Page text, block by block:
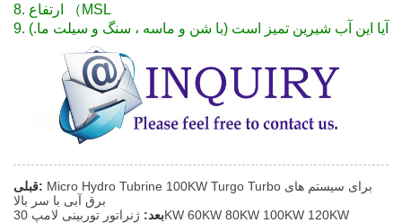
8. ارتفاع （MSL
9. آیا این آب شیرین تمیز است (با شن و ماسه ، سنگ و سیلت ما.)
قبلی: Micro Hydro Tubrine 100KW Turgo Turbo برای سیستم های
برق آبی با سر بالا
بعد:ژنراتور توربینی لامپ 30KW 60KW 80KW 100KW 120KW